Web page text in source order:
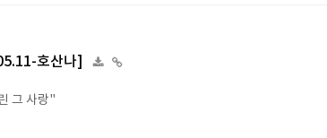
호산나]
그 사랑"